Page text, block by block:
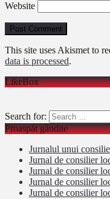
Website
This site uses Akismet to
data is processed.
LikeBox
Search for:
Proaspăt gândite
Jurnalul unui
Jurnal de consilier
Jurnal de consilier
Jurnal de consilier
Jurnal de consilier